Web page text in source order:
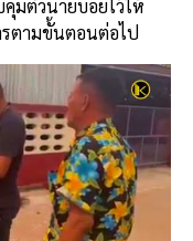
มตัวนายบอยไว้ให้
รตามขั้นตอนต่อไป